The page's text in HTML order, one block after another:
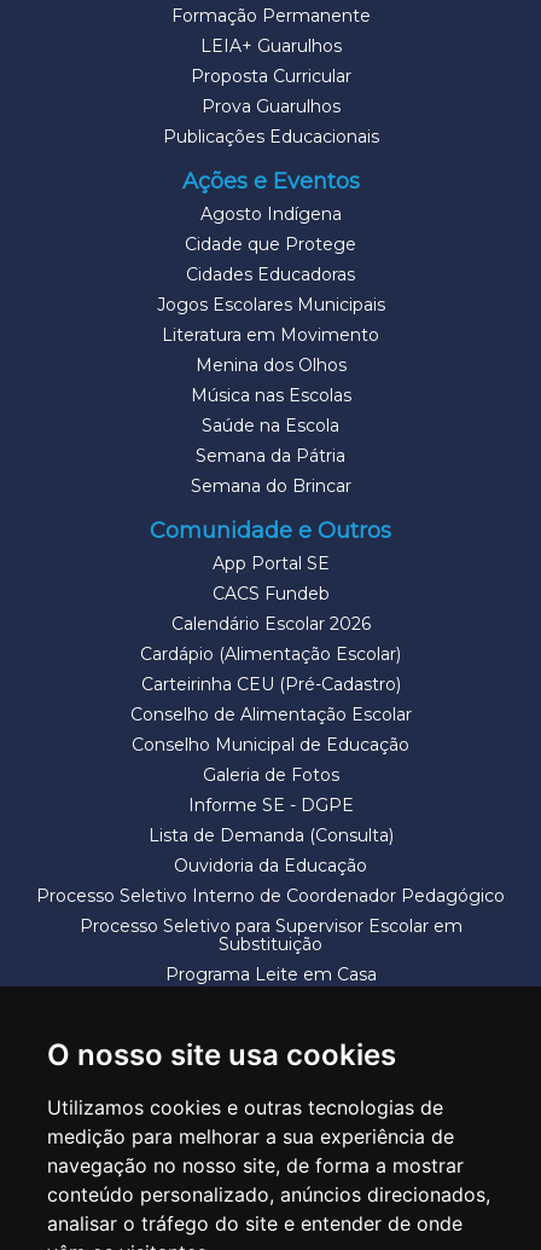
O nosso site usa cookies
Utilizamos cookies e outras tecnologias de
medição para melhorar a sua experiência de
navegação no nosso site, de forma a mostrar
conteúdo personalizado, anúncios direcionados,
analisar o tráfego do site e entender de onde
Formação Permanente
LEIA+ Guarulhos
Proposta Curricular
Prova Guarulhos
Publicações Educacionais
Ações e Eventos
Agosto Indígena
Cidade que Protege
Cidades Educadoras
Jogos Escolares Municipais
Literatura em Movimento
Menina dos Olhos
Música nas Escolas
Saúde na Escola
Semana da Pátria
Semana do Brincar
Comunidade e Outros
App Portal SE
CACS Fundeb
Calendário Escolar 2026
Cardápio (Alimentação Escolar)
Carteirinha CEU (Pré-Cadastro)
Conselho de Alimentação Escolar
Conselho Municipal de Educação
Galeria de Fotos
Informe SE - DGPE
Lista de Demanda (Consulta)
Ouvidoria da Educação
Processo Seletivo Interno de Coordenador Pedagógico
Processo Seletivo para Supervisor Escolar em
Substituição
Programa Leite em Casa
SECRETARIA DE EDUCAÇÃO
Rua Claudino Barbosa, 313 - Macedo - Guarulhos/SP CEP 07113-040